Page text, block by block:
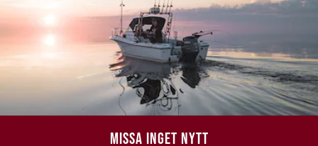
MISSA INGET NYTT